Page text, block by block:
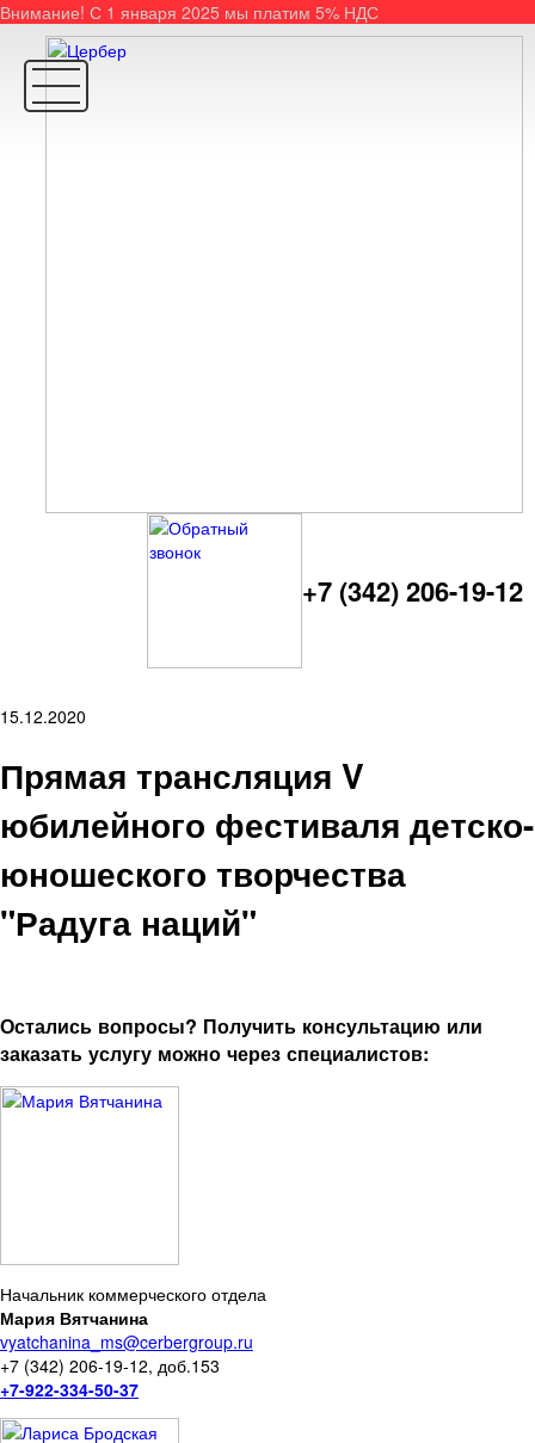
Внимание! С 1 января 2025 мы платим 5% НДС
+7 (342) 206-19-12
15.12.2020
Прямая трансляция V
юбилейного фестиваля детско-
юношеского творчества
"Радуга наций"
Остались вопросы? Получить консультацию или
заказать услугу можно через специалистов:
Начальник коммерческого отдела
Мария Вятчанина
vyatchanina_ms@cerbergroup.ru
+7 (342) 206-19-12, доб.153
+7-922-334-50-37